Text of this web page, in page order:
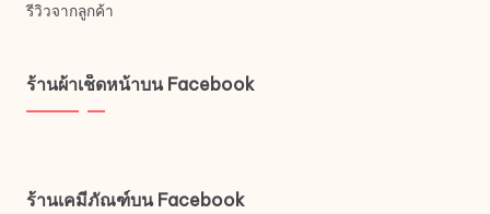
รีวิวจากลูกค้า
ร้านผ้าเช็ดหน้าบน Facebook
ร้านเคมีภัณฑ์บน Facebook